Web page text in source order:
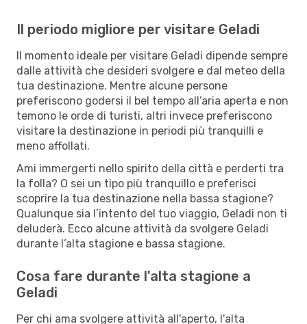
Il periodo migliore per visitare Geladi
Il momento ideale per visitare Geladi dipende sempre
dalle attività che desideri svolgere e dal meteo della
tua destinazione. Mentre alcune persone
preferiscono godersi il bel tempo all’aria aperta e non
temono le orde di turisti, altri invece preferiscono
visitare la destinazione in periodi più tranquilli e
meno affollati.
Ami immergerti nello spirito della città e perderti tra
la folla? O sei un tipo più tranquillo e preferisci
scoprire la tua destinazione nella bassa stagione?
Qualunque sia l’intento del tuo viaggio, Geladi non ti
deluderà. Ecco alcune attività da svolgere Geladi
durante l’alta stagione e bassa stagione.
Cosa fare durante l'alta stagione a
Geladi
Per chi ama svolgere attività all'aperto, l'alta